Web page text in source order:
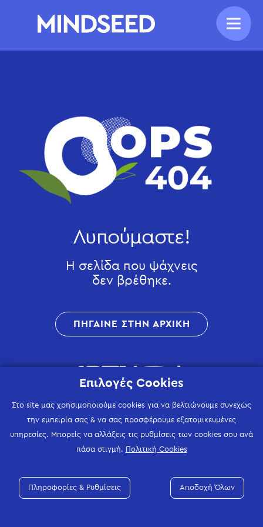
Λυπούμαστε!
Η σελίδα που ψάχνεις
δεν βρέθηκε.
ΠΗΓΑΙΝΕ ΣΤΗΝ ΑΡΧΙΚΗ
Επιλογές Cookies
Στο site μας χρησιμοποιούμε cookies για να βελτιώνουμε συνεχώς
την εμπειρία σας & να σας προσφέρουμε εξατομικευμένες
υπηρεσίες. Μπορείς να αλλάξεις τις ρυθμίσεις των cookies σου ανά
πάσα στιγμή. Πολιτική Cookies
Πληροφορίες & Ρυθμίσεις Αποδοχή Όλων